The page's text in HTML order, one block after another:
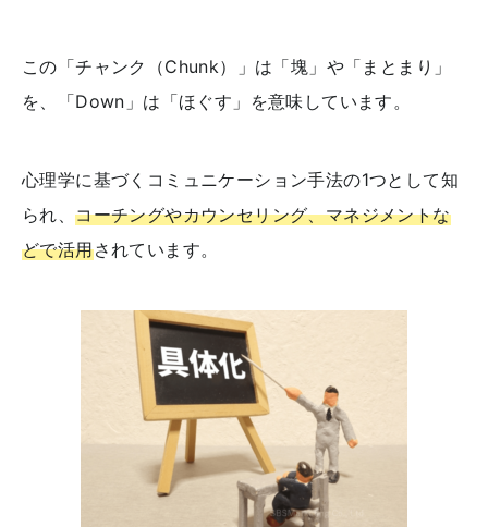
この「チャンク（Chunk）」は「塊」や「まとまり」
を、「Down」は「ほぐす」を意味しています。
心理学に基づくコミュニケーション手法の1つとして知
られ、コーチングやカウンセリング、マネジメントな
どで活用されています。